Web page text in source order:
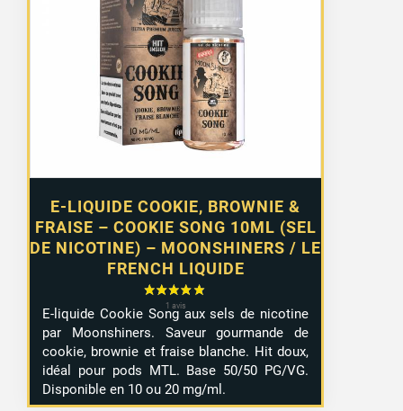
E-LIQUIDE COOKIE, BROWNIE &
FRAISE – COOKIE SONG 10ML (SEL
DE NICOTINE) – MOONSHINERS / LE
FRENCH LIQUIDE
E-liquide Cookie Song aux sels de nicotine
par Moonshiners. Saveur gourmande de
cookie, brownie et fraise blanche. Hit doux,
idéal pour pods MTL. Base 50/50 PG/VG.
Disponible en 10 ou 20 mg/ml.